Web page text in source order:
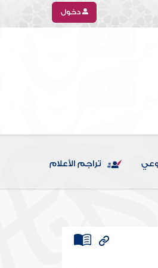
دخول
تراجم الأعلام